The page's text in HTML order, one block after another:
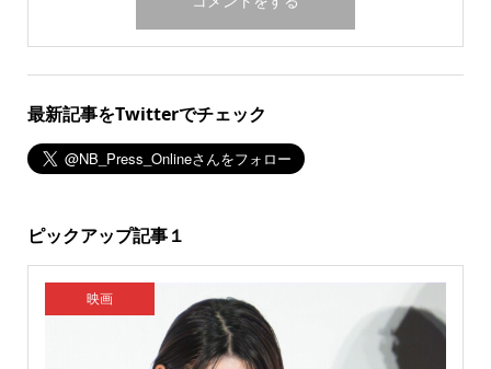
最新記事をTwitterでチェック
ピックアップ記事１
映画